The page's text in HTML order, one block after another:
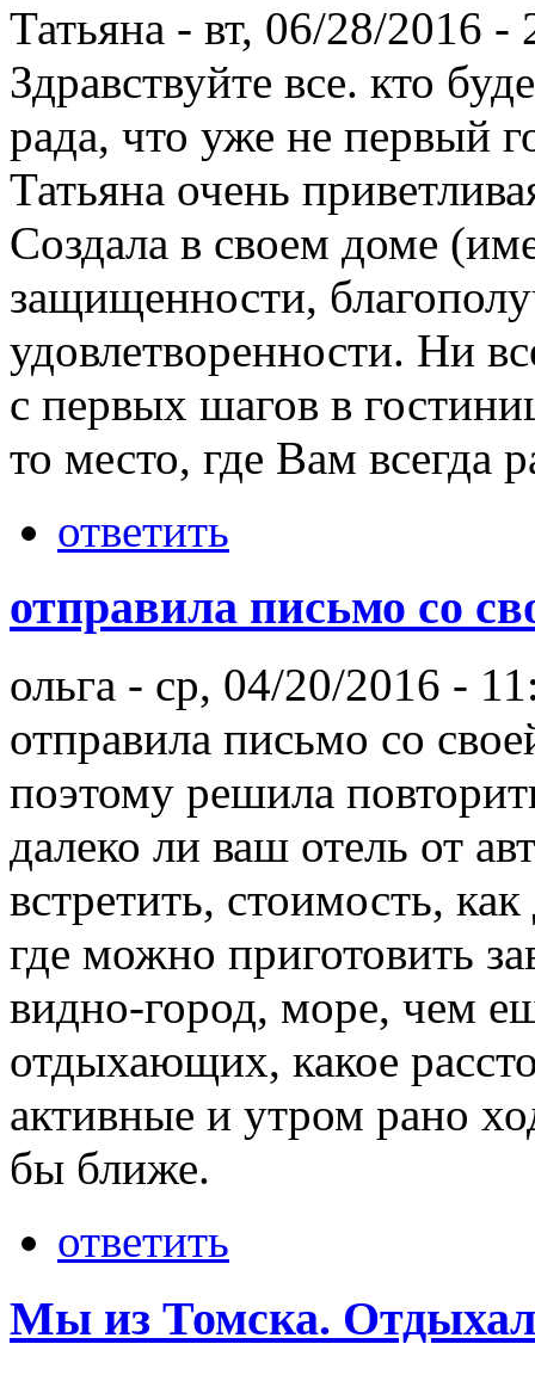
Татьяна - вт, 06/28/2016 -
Здравствуйте все. кто
рада, что уже не первый
Татьяна очень
Создала в своем доме
защищенности,
удовлетворенности. Ни
с первых шагов в
то место, где Вам всегда
ответить
отправила письмо со
ольга - ср, 04/20/2016 -
отправила письмо со
поэтому решила
далеко ли ваш отель от
встретить, стоимость,
где можно приготовить
видно-город, море, чем
отдыхающих, какое
активные и утром рано
бы ближе.
ответить
Мы из Томска.